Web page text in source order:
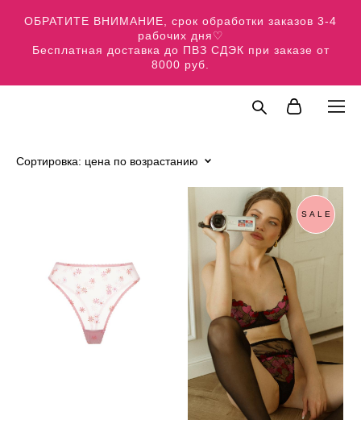
ОБРАТИТЕ ВНИМАНИЕ, срок обработки заказов 3-4
рабочих дня♡
Бесплатная доставка до ПВЗ СДЭК при заказе от
8000 руб.
Сортировка: цена по возрастанию
SALE